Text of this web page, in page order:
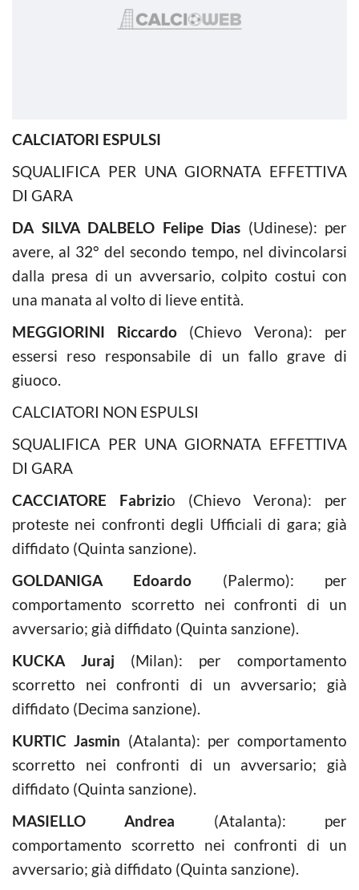
CALCIATORI ESPULSI
SQUALIFICA PER UNA GIORNATA EFFETTIVA
DI GARA
DA SILVA DALBELO Felipe Dias (Udinese): per
avere, al 32° del secondo tempo, nel divincolarsi
dalla presa di un avversario, colpito costui con
una manata al volto di lieve entità.
MEGGIORINI Riccardo (Chievo Verona): per
essersi reso responsabile di un fallo grave di
giuoco.
CALCIATORI NON ESPULSI
SQUALIFICA PER UNA GIORNATA EFFETTIVA
DI GARA
CACCIATORE Fabrizio (Chievo Verona): per
proteste nei confronti degli Ufficiali di gara; già
diffidato (Quinta sanzione).
GOLDANIGA Edoardo (Palermo): per
comportamento scorretto nei confronti di un
avversario; già diffidato (Quinta sanzione).
KUCKA Juraj (Milan): per comportamento
scorretto nei confronti di un avversario; già
diffidato (Decima sanzione).
KURTIC Jasmin (Atalanta): per comportamento
scorretto nei confronti di un avversario; già
diffidato (Quinta sanzione).
MASIELLO Andrea (Atalanta): per
comportamento scorretto nei confronti di un
avversario; già diffidato (Quinta sanzione).